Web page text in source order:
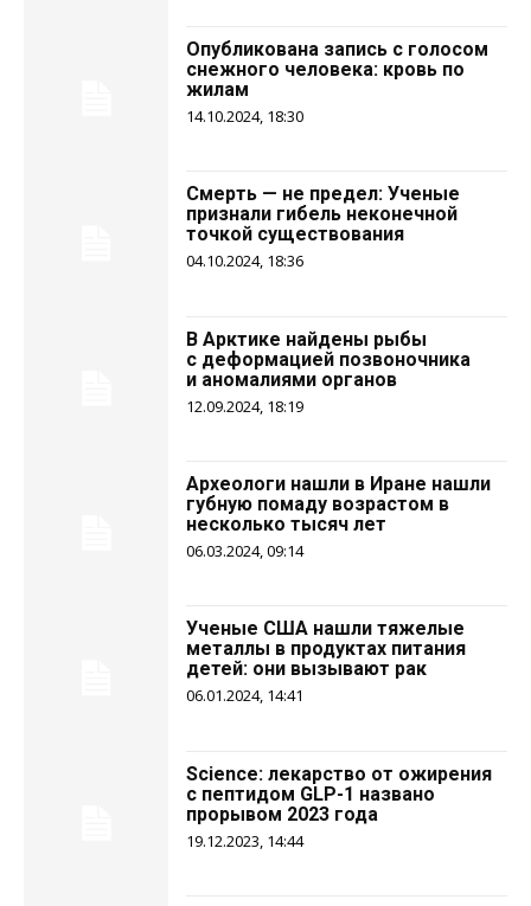
Опубликована запись с голосом
снежного человека: кровь по
жилам
14.10.2024, 18:30
Смерть — не предел: Ученые
признали гибель неконечной
точкой существования
04.10.2024, 18:36
В Арктике найдены рыбы
с деформацией позвоночника
и аномалиями органов
12.09.2024, 18:19
Археологи нашли в Иране нашли
губную помаду возрастом в
несколько тысяч лет
06.03.2024, 09:14
Ученые США нашли тяжелые
металлы в продуктах питания
детей: они вызывают рак
06.01.2024, 14:41
Science: лекарство от ожирения
с пептидом GLP-1 названо
прорывом 2023 года
19.12.2023, 14:44